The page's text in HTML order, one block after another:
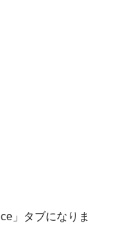
」タブになりま